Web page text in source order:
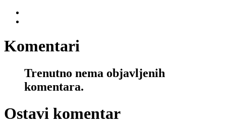
Komentari
Trenutno nema objavljenih
komentara.
Ostavi komentar